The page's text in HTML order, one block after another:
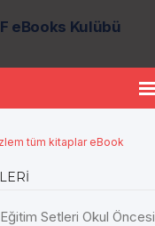
eBooks Kulübü
tüm kitaplar eBook
Eğitim Setleri Okul Öncesi